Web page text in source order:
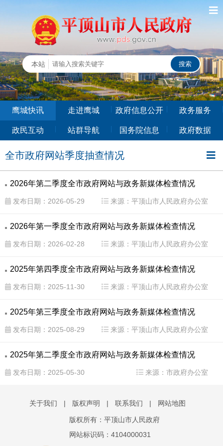
鹰城快讯 走进鹰城 政府信息公开 政务服务
政民互动 站群导航 国务院信息 政府数据
全市政府网站季度抽查情况
2026年第二季度全市政府网站与政务新媒体检查情况
发布日期：2026-05-29 来源：平顶山市人民政府办公室
2026年第一季度全市政府网站与政务新媒体检查情况
发布日期：2026-02-28 来源：平顶山市人民政府办公室
2025年第四季度全市政府网站与政务新媒体检查情况
发布日期：2025-11-30 来源：平顶山市人民政府办公室
2025年第三季度全市政府网站与政务新媒体检查情况
发布日期：2025-08-29 来源：平顶山市人民政府办公室
2025年第二季度全市政府网站与政务新媒体检查情况
发布日期：2025-05-30 来源：市政府办公室
关于我们 | 版权声明 | 联系我们 | 网站地图
版权所有：平顶山市人民政府
网站标识码：4104000031